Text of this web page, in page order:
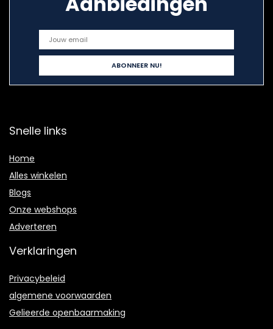
Snelle links
Home
Alles winkelen
Blogs
Onze webshops
Adverteren
Verklaringen
Privacybeleid
algemene voorwaarden
Gelieerde openbaarmaking